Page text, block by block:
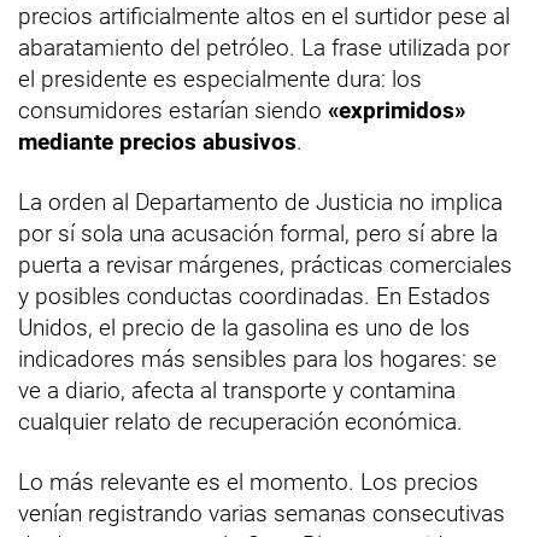
precios artificialmente altos en el surtidor pese al
abaratamiento del petróleo. La frase utilizada por
el presidente es especialmente dura: los
consumidores estarían siendo «exprimidos»
mediante precios abusivos.
La orden al Departamento de Justicia no implica
por sí sola una acusación formal, pero sí abre la
puerta a revisar márgenes, prácticas comerciales
y posibles conductas coordinadas. En Estados
Unidos, el precio de la gasolina es uno de los
indicadores más sensibles para los hogares: se
ve a diario, afecta al transporte y contamina
cualquier relato de recuperación económica.
Lo más relevante es el momento. Los precios
venían registrando varias semanas consecutivas